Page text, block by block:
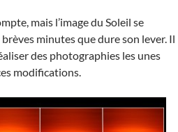
mais l’image du Soleil se
minutes que dure son lever. Il
des photographies les unes
modifications.